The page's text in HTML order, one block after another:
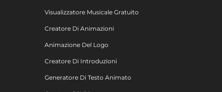
Visualizzatore Musicale Gratuito
Creatore Di Animazioni
Animazione Del Logo
Creatore Di Introduzioni
Generatore Di Testo Animato